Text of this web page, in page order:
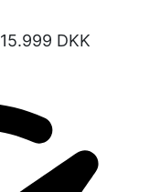
15.999 DKK